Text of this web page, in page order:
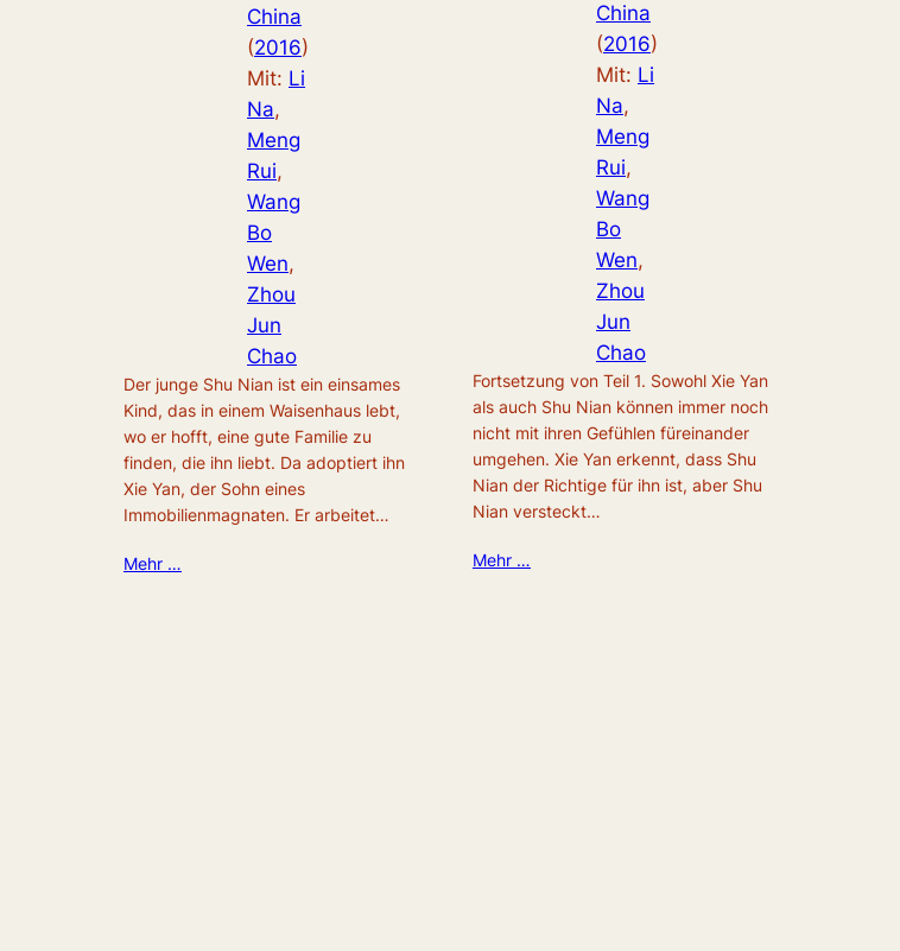
China
(2016)
Mit: Li
Na
Meng
Rui
Wang
Bo
Wen
Zhou
Jun
Chao
Der junge Shu Nian ist ein einsames
Kind, das in einem Waisenhaus lebt,
wo er hofft, eine gute Familie zu
finden, die ihn liebt. Da adoptiert ihn
Xie Yan, der Sohn eines
Immobilienmagnaten. Er arbeitet…
Mehr …
China
(2016)
Mit: Li
Na
Meng
Rui
Wang
Bo
Wen
Zhou
Jun
Chao
Fortsetzung von Teil 1. Sowohl Xie Yan
als auch Shu Nian können immer noch
nicht mit ihren Gefühlen füreinander
umgehen. Xie Yan erkennt, dass Shu
Nian der Richtige für ihn ist, aber Shu
Nian versteckt…
Mehr …